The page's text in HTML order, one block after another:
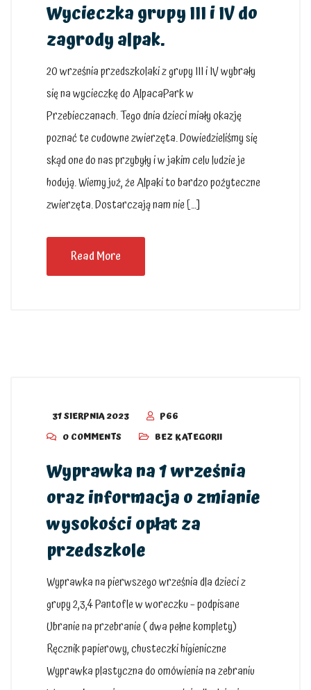
Wycieczka grupy III i IV do
zagrody alpak.
20 września przedszkolaki z grupy III i IV wybrały
się na wycieczkę do AlpacaPark w
Przebieczanach. Tego dnia dzieci miały okazję
poznać te cudowne zwierzęta. Dowiedzieliśmy się
skąd one do nas przybyły i w jakim celu ludzie je
hodują. Wiemy już, że Alpaki to bardzo pożyteczne
zwierzęta. Dostarczają nam nie […]
Read More
31 SIERPNIA 2023
P66
0 COMMENTS
BEZ KATEGORII
Wyprawka na 1 września
oraz informacja o zmianie
wysokości opłat za
przedszkole
Wyprawka na pierwszego września dla dzieci z
grupy 2,3,4 Pantofle w woreczku – podpisane
Ubranie na przebranie ( dwa pełne komplety)
Ręcznik papierowy, chusteczki higieniczne
Wyprawka plastyczna do omówienia na zebraniu